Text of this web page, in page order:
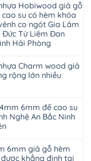
Hobiwood giả gỗ
su có hèm khóa
co ngót Gia Lâm
Đức Từ Liêm Đan
Hải Phòng
Charm wood giả
rộng lớn nhiều
6mm đế cao su
Nghệ An Bắc Ninh
6mm giả gỗ hèm
khẳng định tại